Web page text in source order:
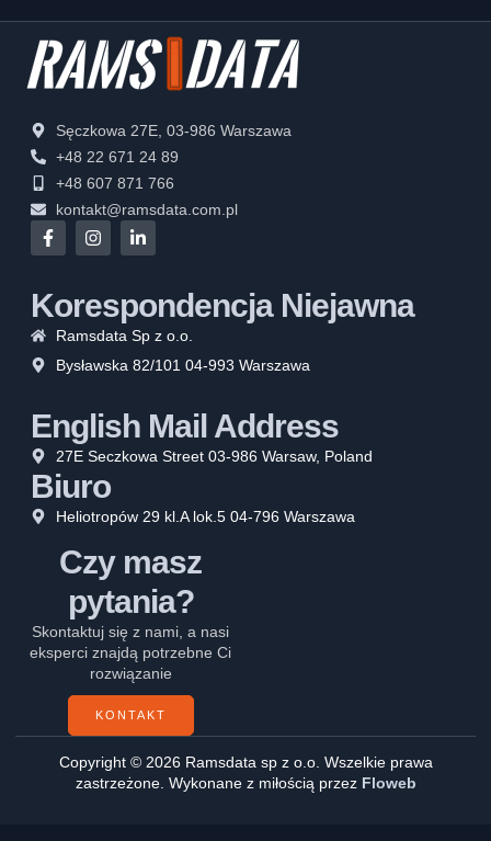
Sęczkowa 27E, 03-986 Warszawa
+48 22 671 24 89
+48 607 871 766
kontakt@ramsdata.com.pl
Korespondencja Niejawna
Ramsdata Sp z o.o.
Bysławska 82/101 04-993 Warszawa
English Mail Address
27E Seczkowa Street 03-986 Warsaw, Poland
Biuro
Heliotropów 29 kl.A lok.5 04-796 Warszawa
Czy masz
pytania?
Skontaktuj się z nami, a nasi
eksperci znajdą potrzebne Ci
rozwiązanie
KONTAKT
Copyright © 2026 Ramsdata sp z o.o. Wszelkie prawa
zastrzeżone. Wykonane z miłością przez Floweb